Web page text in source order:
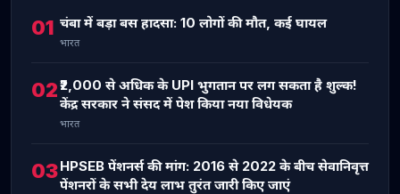
01 चंबा में बड़ा बस हादसा: 10 लोगों की मौत, कई घायल
भारत
02₹2,000 से अधिक के UPI भुगतान पर लग सकता है शुल्क!
केंद्र सरकार ने संसद में पेश किया नया विधेयक
भारत
03HPSEB पेंशनर्स की मांग: 2016 से 2022 के बीच सेवानिवृत्त
पेंशनरों के सभी देय लाभ तुरंत जारी किए जाएं